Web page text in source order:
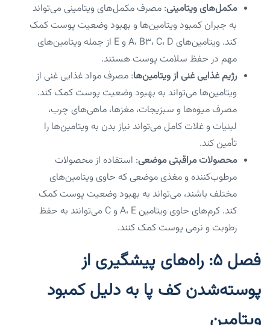
مکمل‌های ویتامینی: مصرف مکمل‌های ویتامینی می‌تواند
به جبران کمبود ویتامین‌ها و بهبود وضعیت پوست کمک
کند. ویتامین‌های A، B3، C، D و E از جمله ویتامین‌های
مهم در حفظ سلامت پوست هستند.
رژیم غذایی غنی از ویتامین‌ها: مصرف مواد غذایی غنی از
ویتامین‌ها می‌تواند به بهبود وضعیت پوست کمک کند.
مصرف میوه‌ها و سبزیجات، مغزها، ماهی‌های چرب،
لبنیات و غلات کامل می‌تواند نیاز بدن به ویتامین‌ها را
تأمین کند.
محصولات مراقبتی موضعی: استفاده از محصولات
مرطوب‌کننده و مغذی موضعی که حاوی ویتامین‌های
مختلف باشند، می‌تواند به بهبود وضعیت پوست کمک
کند. کرم‌های حاوی ویتامین A، E و C می‌توانند به حفظ
رطوبت و نرمی پوست کمک کنند.
فصل ۵: راه‌های پیشگیری از
پوسته‌شدن کف پا به دلیل کمبود